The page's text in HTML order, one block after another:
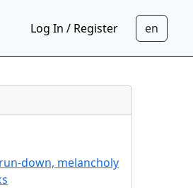
Log In / Register
down, melancholy